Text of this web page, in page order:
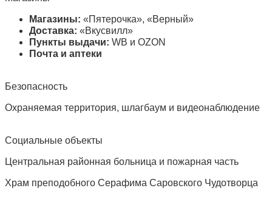
Магазины: «Пятерочка», «Верный»
Доставка: «Вкусвилл»
Пункты выдачи: WB и OZON
Почта и аптеки
Безопасность
Охраняемая территория, шлагбаум и видеонаблюдение
Социальные объекты
Центральная районная больница и пожарная часть
Храм преподобного Серафима Саровского Чудотворца